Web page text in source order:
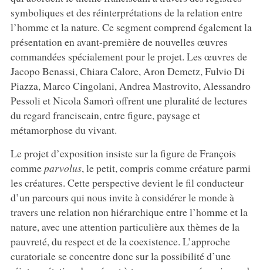
symboliques et des réinterprétations de la relation entre
l’homme et la nature. Ce segment comprend également la
présentation en avant-première de nouvelles œuvres
commandées spécialement pour le projet. Les œuvres de
Jacopo Benassi, Chiara Calore, Aron Demetz, Fulvio Di
Piazza, Marco Cingolani, Andrea Mastrovito, Alessandro
Pessoli et Nicola Samorì offrent une pluralité de lectures
du regard franciscain, entre figure, paysage et
métamorphose du vivant.
Le projet d’exposition insiste sur la figure de François
commeparvolus, le petit, compris comme créature parmi
les créatures. Cette perspective devient le fil conducteur
d’un parcours qui nous invite à considérer le monde à
travers une relation non hiérarchique entre l’homme et la
nature, avec une attention particulière aux thèmes de la
pauvreté, du respect et de la coexistence. L’approche
curatoriale se concentre donc sur la possibilité d’une